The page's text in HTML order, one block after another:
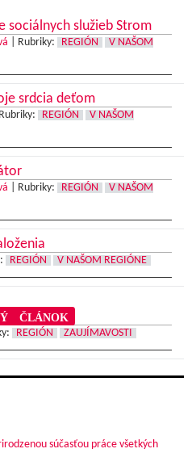
sociálnych služieb Strom
Rubriky: REGIÓN
V NAŠOM
srdcia deťom
Rubriky: REGIÓN
V NAŠOM
Rubriky: REGIÓN
V NAŠOM
REGIÓN V NAŠOM REGIÓNE
ČLÁNOK
REGIÓN ZAUJÍMAVOSTI
súčasťou práce všetkých